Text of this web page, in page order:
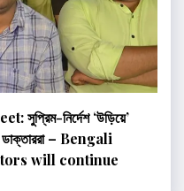
নির্দেশ ‘উড়িয়ে’
ডাক্তাররা – Bengali
will continue